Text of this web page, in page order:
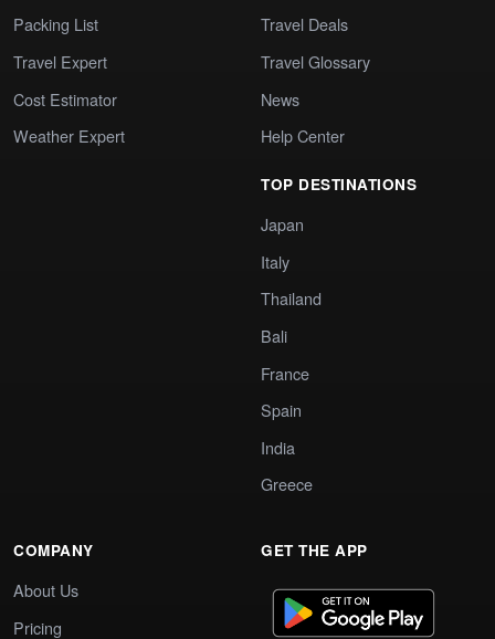
Packing List
Travel Expert
Cost Estimator
Weather Expert
Travel Deals
Travel Glossary
News
Help Center
TOP DESTINATIONS
Japan
Italy
Thailand
Bali
France
Spain
India
Greece
COMPANY
About Us
Pricing
GET THE APP